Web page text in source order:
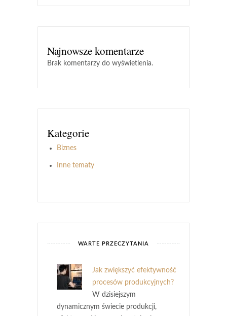
Najnowsze komentarze
Brak komentarzy do wyświetlenia.
Kategorie
Biznes
Inne tematy
WARTE PRZECZYTANIA
Jak zwiększyć efektywność
procesów produkcyjnych?
W dzisiejszym
dynamicznym świecie produkcji,